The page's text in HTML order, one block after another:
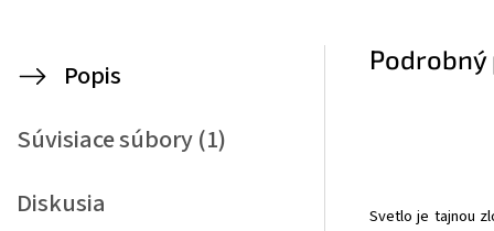
Popis
Súvisiace súbory (1)
Diskusia
Podrobný
Svetlo je tajnou